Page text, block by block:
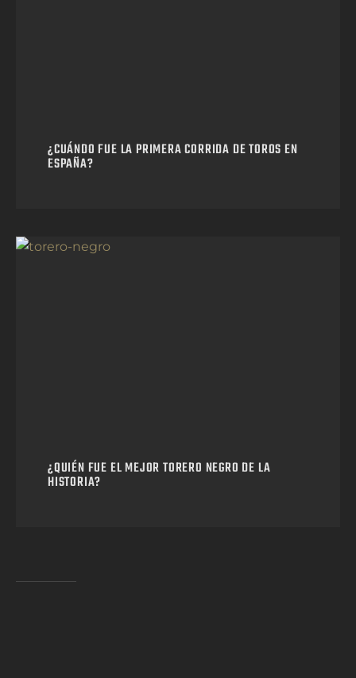
¿CUÁNDO FUE LA PRIMERA CORRIDA DE TOROS EN
ESPAÑA?
¿QUIÉN FUE EL MEJOR TORERO NEGRO DE LA
HISTORIA?